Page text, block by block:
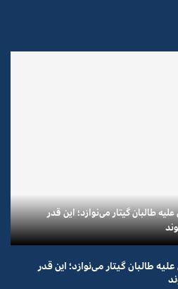
طالبان گیتار می‌نوازد؛ این قدر
طالبان گیتار می‌نوازد؛ این قدر